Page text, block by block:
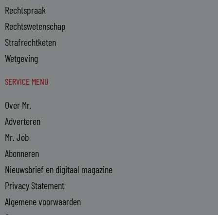
Rechtspraak
Rechtswetenschap
Strafrechtketen
Wetgeving
SERVICE MENU
Over Mr.
Adverteren
Mr. Job
Abonneren
Nieuwsbrief en digitaal magazine
Privacy Statement
Algemene voorwaarden